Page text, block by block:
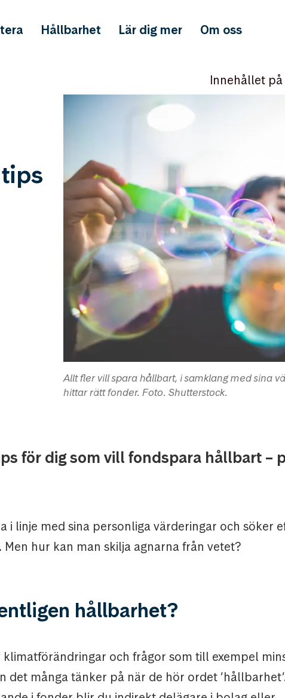
Hållbarhet Lär dig mer Om oss
Innehållet
Allt fler vill spara hållbart, i samklang med sina
hittar rätt fonder. Foto. Shutterstock.
för dig som vill fondspara hållbart –
i linje med sina personliga värderingar och söker
hur kan man skilja agnarna från vetet?
hållbarhet?
och frågor som till exempel
det många tänker på när de hör ordet